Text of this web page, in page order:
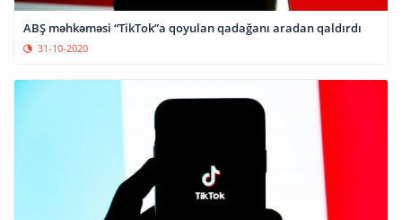
ABŞ məhkəməsi “TikTok”a qoyulan qadağanı aradan qaldırdı
31-10-2020